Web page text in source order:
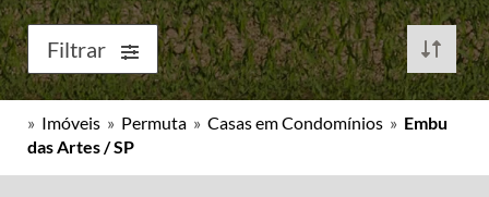
Filtrar
» Imóveis » Permuta » Casas em Condomínios » Embu
das Artes / SP